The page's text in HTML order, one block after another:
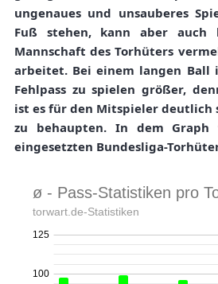
ungenaues und unsauberes
Fuß stehen, kann aber auch
Mannschaft des Torhüters
arbeitet. Bei einem langen Ball
Fehlpass zu spielen größer,
ist es für den Mitspieler deutlich
zu behaupten. In dem Graph
eingesetzten Bundesliga-